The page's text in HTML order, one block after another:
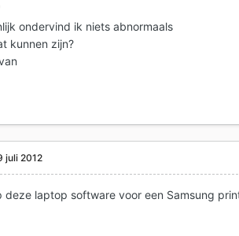
ondervind ik niets abnormaals
kunnen zijn?
juli 2012
deze laptop software voor een Samsung